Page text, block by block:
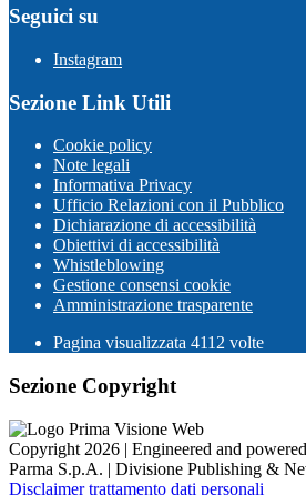
Seguici su
Instagram
Sezione Link Utili
Cookie policy
Note legali
Informativa Privacy
Ufficio Relazioni con il Pubblico
Dichiarazione di accessibilità
Obiettivi di accessibilità
Whistleblowing
Gestione consensi cookie
Amministrazione trasparente
Pagina visualizzata 4112 volte
Sezione Copyright
Copyright 2026 | Engineered and
Parma S.p.A. | Divisione Publishing &
Disclaimer trattamento dati personali